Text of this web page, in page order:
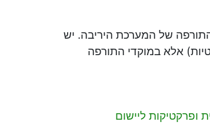
של המערכת היריבה. יש
אלא במוקדי התורפה
ופרקטיקות ליישום